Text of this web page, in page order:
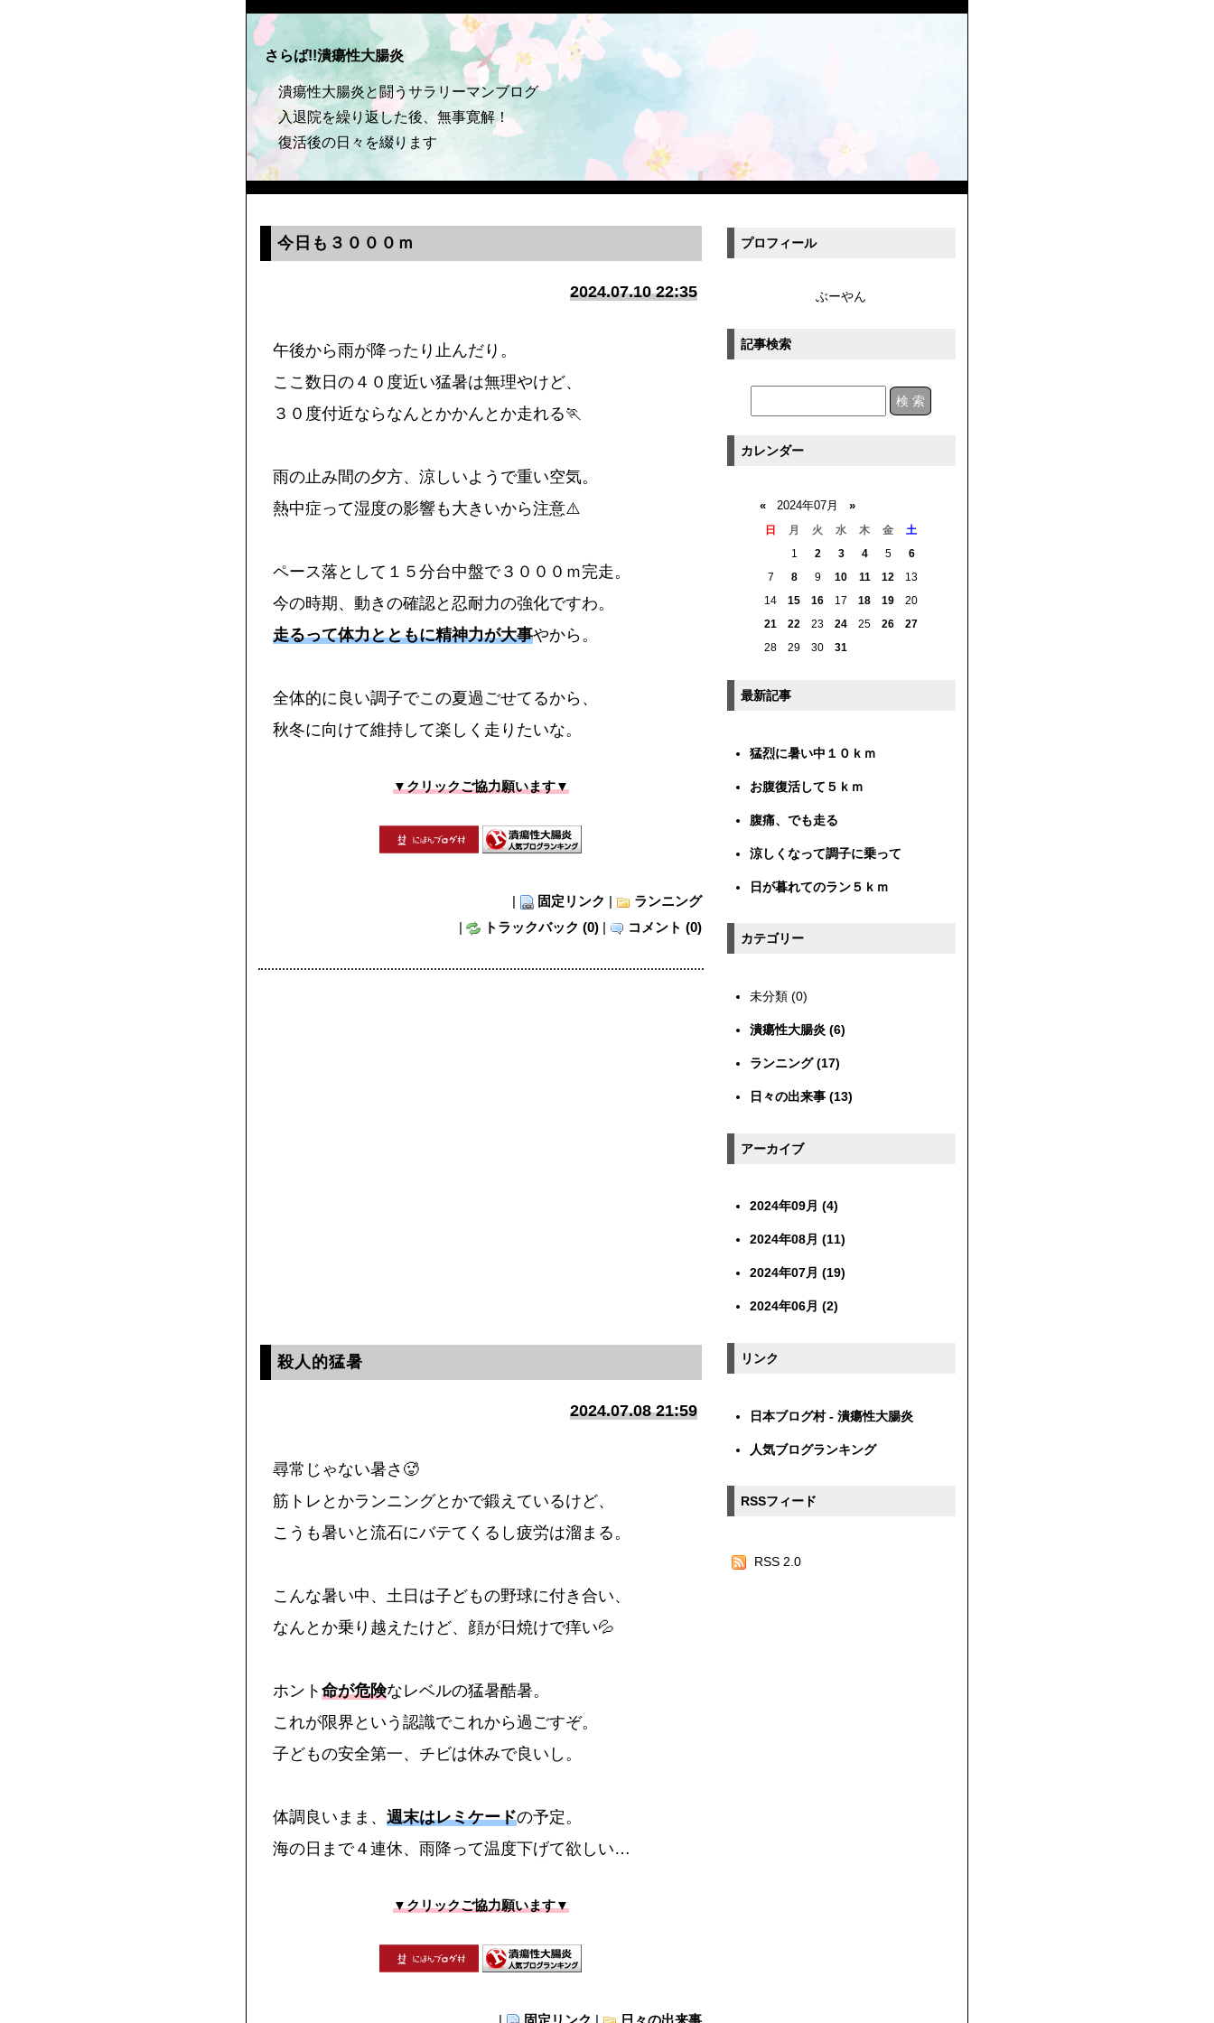
さらば!!潰瘍性大腸炎
潰瘍性大腸炎と闘うサラリーマンブログ
入退院を繰り返した後、無事寛解！
復活後の日々を綴ります
今日も３０００ｍ
2024.07.10 22:35
午後から雨が降ったり止んだり。
ここ数日の４０度近い猛暑は無理やけど、
３０度付近ならなんとかかんとか走れる🏃
雨の止み間の夕方、涼しいようで重い空気。
熱中症って湿度の影響も大きいから注意⚠️
ペース落として１５分台中盤で３０００ｍ完走。
今の時期、動きの確認と忍耐力の強化ですわ。
走るって体力とともに精神力が大事やから。
全体的に良い調子でこの夏過ごせてるから、
秋冬に向けて維持して楽しく走りたいな。
▼クリックご協力願います▼
| 固定リンク |
ランニング
|
トラックバック (0) | コメント (0)
殺人的猛暑
2024.07.08 21:59
尋常じゃない暑さ🥵
筋トレとかランニングとかで鍛えているけど、
こうも暑いと流石にバテてくるし疲労は溜まる。
こんな暑い中、土日は子どもの野球に付き合い、
なんとか乗り越えたけど、顔が日焼けで痒い💦
ホント 命が危険なレベルの猛暑酷暑。
これが限界という認識でこれから過ごすぞ。
子どもの安全第一、チビは休みで良いし。
体調良いまま、 週末はレミケードの予定。
海の日まで４連休、雨降って温度下げて欲しい…
▼クリックご協力願います▼
プロフィール
ぶーやん
記事検索
カレンダー
« 2024年07月 »
日 月 火 水 木 金
土
1
2 3 4 5
6
7
8 9 10 11 12
13
14
15 16 17 18 19
20
21
22 23 24 25 26
27
28
29 30 31
最新記事
猛烈に暑い中１０ｋｍ
お腹復活して５ｋｍ
腹痛、でも走る
涼しくなって調子に乗って
日が暮れてのラン５ｋｍ
カテゴリー
未分類 (0)
潰瘍性大腸炎 (6)
ランニング (17)
日々の出来事 (13)
アーカイブ
2024年09月 (4)
2024年08月 (11)
2024年07月 (19)
2024年06月 (2)
リンク
日本ブログ村 - 潰瘍性大腸炎
人気ブログランキング
RSSフィード
RSS 2.0